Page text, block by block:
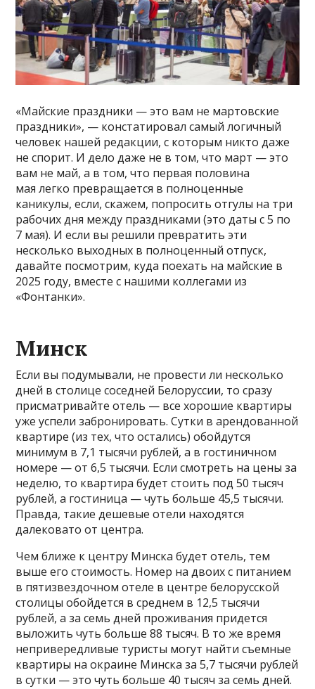
«Майские праздники — это вам не мартовские
праздники», — констатировал самый логичный
человек нашей редакции, с которым никто даже
не спорит. И дело даже не в том, что март — это
вам не май, а в том, что первая половина
мая легко превращается в полноценные
каникулы, если, скажем, попросить отгулы на три
рабочих дня между праздниками (это даты с 5 по
7 мая). И если вы решили превратить эти
несколько выходных в полноценный отпуск,
давайте посмотрим, куда поехать на майские в
2025 году, вместе с нашими коллегами из
«Фонтанки».
Минск
Если вы подумывали, не провести ли несколько
дней в столице соседней Белоруссии, то сразу
присматривайте отель — все хорошие квартиры
уже успели забронировать. Сутки в арендованной
квартире (из тех, что остались) обойдутся
минимум в 7,1 тысячи рублей, а в гостиничном
номере — от 6,5 тысячи. Если смотреть на цены за
неделю, то квартира будет стоить под 50 тысяч
рублей, а гостиница — чуть больше 45,5 тысячи.
Правда, такие дешевые отели находятся
далековато от центра.
Чем ближе к центру Минска будет отель, тем
выше его стоимость. Номер на двоих с питанием
в пятизвездочном отеле в центре белорусской
столицы обойдется в среднем в 12,5 тысячи
рублей, а за семь дней проживания придется
выложить чуть больше 88 тысяч. В то же время
непривередливые туристы могут найти съемные
квартиры на окраине Минска за 5,7 тысячи рублей
в сутки — это чуть больше 40 тысяч за семь дней.